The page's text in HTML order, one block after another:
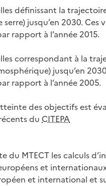
définissant la
jusqu’en 2030. Ces
rapport à l’année 2015.
correspondant à la
jusqu’en
rapport à l’année 2005.
des objectifs est
du CITEPA
du MTECT les calculs
et
et international et